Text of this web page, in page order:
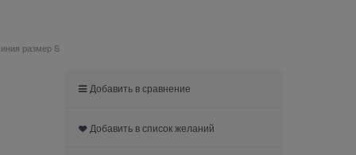
размер S
Добавить в сравнение
Добавить в список желаний